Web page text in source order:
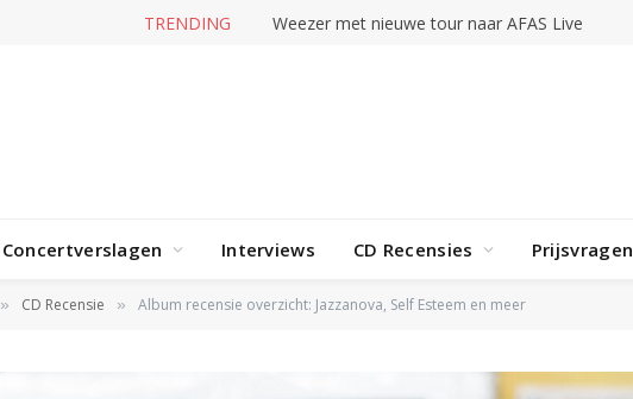
TRENDING Karol G – No me arrepiento de sentir tanto
Concertverslagen Interviews CD Recensies Prijsvragen
» CD Recensie » Album recensie overzicht: Jazzanova, Self Esteem en meer